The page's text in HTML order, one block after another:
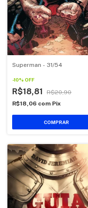
Superman - 31/54
-10% OFF
R$18,81
R$20,90
R$18,06 com Pix
COMPRAR